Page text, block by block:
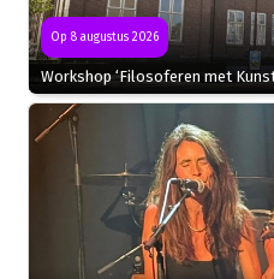
Op 8 augustus 2026
Workshop ‘Filosoferen met